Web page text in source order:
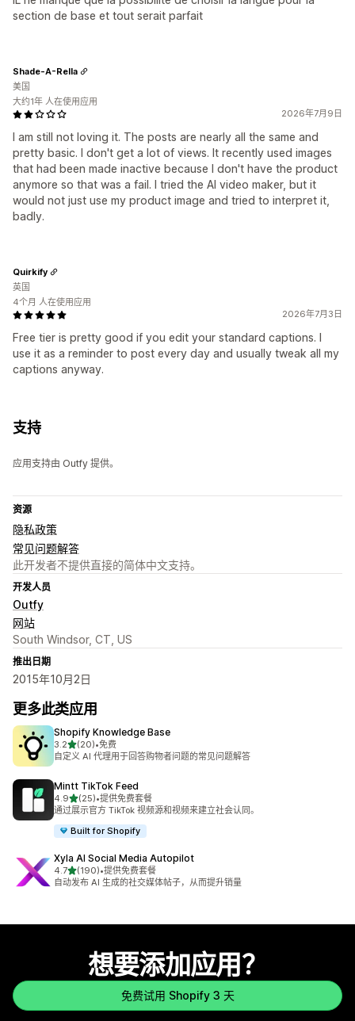
section de base et tout serait parfait
2026年7月9日
I am still not loving it. The posts are nearly all the same and
pretty basic. I don't get a lot of views. It recently used images
that had been made inactive because I don't have the product
anymore so that was a fail. I tried the AI video maker, but it
would not just use my product image and tried to interpret it,
badly.
Shade-A-Rella
美国
大约1年 人在使用应用
2026年7月3日
Free tier is pretty good if you edit your standard captions. I
use it as a reminder to post every day and usually tweak all my
captions anyway.
Quirkify
英国
4个月 人在使用应用
支持
应用支持由 Outfy 提供。
资源
隐私政策
常见问题解答
此开发者不提供直接的简体中文支持。
开发人员
Outfy
网站
South Windsor, CT, US
推出日期
2015年10月2日
更多此类应用
Shopify Knowledge Base
3.2星（满分 5 星）
(20)
总共 20 条评论
•免费
自定义 AI 代理用于回答购物者问题的常见问题解答
Mintt TikTok Feed
4.9星（满分 5 星）
(25)
总共 25 条评论
•提供免费套餐
通过展示官方 TikTok 视频源和视频来建立社会认同。
Built for Shopify
Xyla AI Social Media Autopilot
4.7星（满分 5 星）
(190)
总共 190 条评论
•提供免费套餐
自动发布 AI 生成的社交媒体帖子，从而提升销量
想要添加应用？
免费试用 Shopify 3 天